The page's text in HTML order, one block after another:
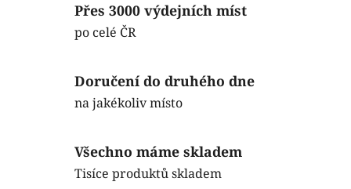
Přes 3000 výdejních míst
po celé ČR
Doručení do druhého dne
na jakékoliv místo
Všechno máme skladem
Tisíce produktů skladem